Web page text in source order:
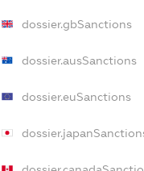
dossier.gbSanctions
dossier.ausSanctions
dossier.euSanctions